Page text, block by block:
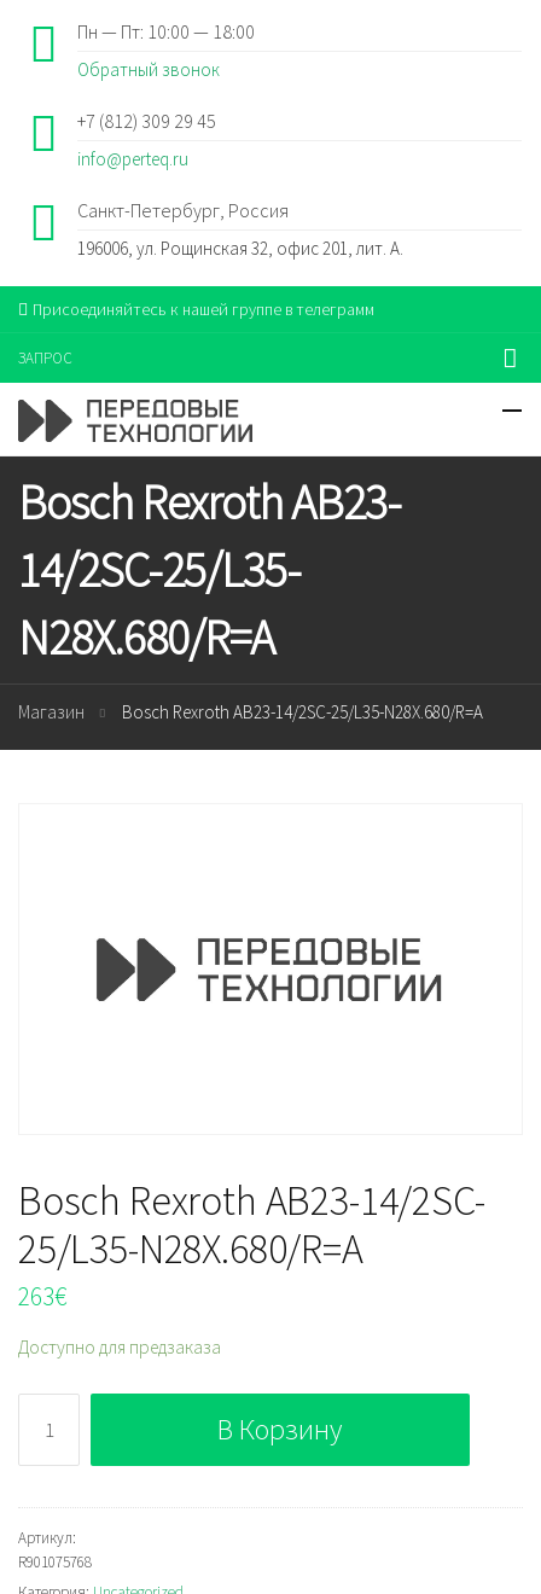
Пн — Пт: 10:00 — 18:00
Обратный звонок
+7 (812) 309 29 45
info@perteq.ru
Санкт-Петербург, Россия
196006, ул. Рощинская 32, офис 201, лит. А.
Присоединяйтесь к нашей группе в телеграмм
ЗАПРОС
Bosch Rexroth AB23-
14/2SC-25/L35-
N28X.680/R=A
Магазин Bosch Rexroth AB23-14/2SC-25/L35-N28X.680/R=A
Bosch Rexroth AB23-14/2SC-
25/L35-N28X.680/R=A
263€
Доступно для предзаказа
Bosch
Rexroth
AB23-
14/2SC-
25/L35-
В Корзину
Артикул:
R901075768